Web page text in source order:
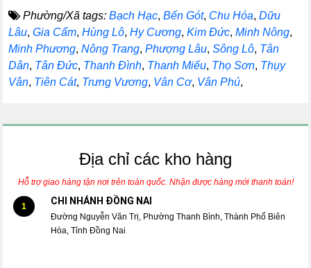
Phường/Xã tags: Bạch Hạc,Bến Gót, Chu Hóa,Dữu
Lâu,Gia Cẩm,Hùng Lô,Hy Cương,Kim Đức,Minh Nông,
Minh Phương,Nông Trang,Phượng Lâu,Sông Lô, Tân
Dân, Tân Đức, Thanh Đình, Thanh Miếu, Thọ Sơn, Thụy
Vân, Tiên Cát, Trưng Vương, Vân Cơ, Vân Phú,
Địa chỉ các kho hàng
Hỗ trợ giao hàng tận nơi trên toàn quốc. Nhận được hàng mới thanh toán!
1 CHI NHÁNH ĐỒNG NAI
Đường Nguyễn Văn Trị, Phường Thanh Bình, Thành Phố Biên
Hòa, Tỉnh Đồng Nai